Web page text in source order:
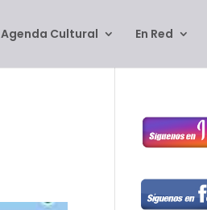
Agenda Cultural En Red